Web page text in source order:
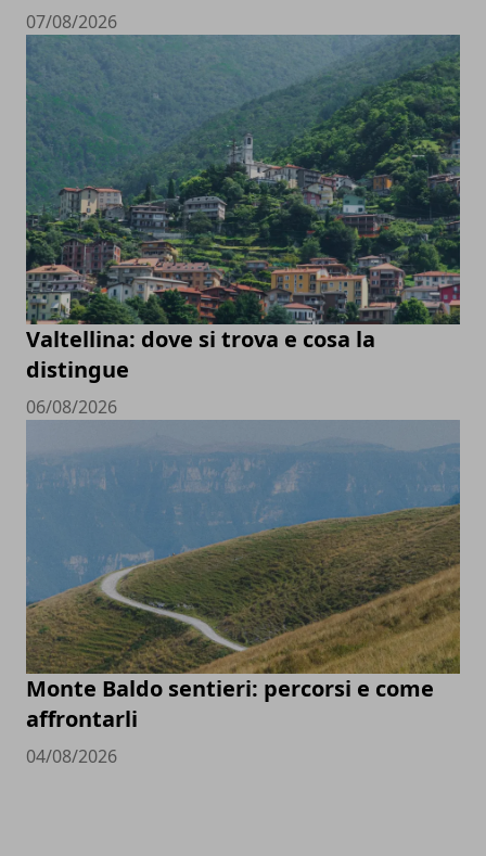
07/08/2026
Valtellina: dove si trova e cosa la
distingue
06/08/2026
Monte Baldo sentieri: percorsi e come
affrontarli
04/08/2026